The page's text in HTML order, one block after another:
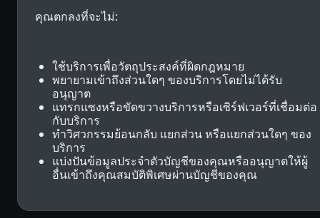
คุณตกลงที่จะไม่:
ใช้บริการเพื่อวัตถุประสงค์ที่ผิดกฎหมาย
พยายามเข้าถึงส่วนใดๆ ของบริการโดยไม่ได้รับ
อนุญาต
แทรกแซงหรือขัดขวางบริการหรือเซิร์ฟเวอร์ที่เชื่อมต่อ
กับบริการ
ทำวิศวกรรมย้อนกลับ แยกส่วน หรือแยกส่วนใดๆ ของ
บริการ
แบ่งปันข้อมูลประจำตัวบัญชีของคุณหรืออนุญาตให้ผู้
อื่นเข้าถึงคุณสมบัติพิเศษผ่านบัญชีของคุณ